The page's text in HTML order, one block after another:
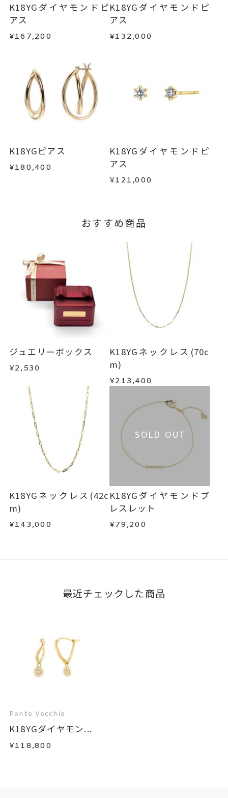
・在庫のご用意ができる場合： 約1週間～1ヶ月以
内を目安に発送いたします。
・受注生産となる場合： 商品ページに記載のある
※お急ぎの方はご注文前にお問い合わせくださ
い。事前に現在の納期状況を確認いたします。
お届け予定日はご注文から2営業日以内にメールに
・受注生産の商品
・お客さまのお手元で傷や汚れが発生した商品
・到着後ご連絡無く7日以上経過した商品
・過度な交換・返品を繰り返している場合
商品の品質には万全を期しておりますが、万が一
不良品の場合、またはご注文のお品と異なる場合
は、早急に商品を交換させていただきます。
はお問い合わせフォームよりご連絡ください。
この場合の返送料は弊社にて負担いたしますの
で、着払いにてご返送ください。
K18YGダイヤモンドピ
アス
¥167,200
K18YGダイヤモンドピ
アス
¥132,000
K18YGピアス
¥180,400
K18YGダイヤモンドピ
アス
¥121,000
おすすめ商品
ジュエリーボックス
¥2,530
K18YGネックレス(70c
m)
¥213,400
K18YGネックレス(42c
m)
¥143,000
SOLD OUT
K18YGダイヤモンドブ
レスレット
¥79,200
最近チェックした商品
Ponte Vecchio
K18YGダイヤモン...
¥118,800